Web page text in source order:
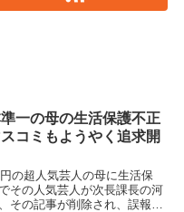
一の母の生活保護不正
コミもようやく追求開
の超人気芸人の母に生活保
その人気芸人が次長課長の河
その記事が削除され、誤報か